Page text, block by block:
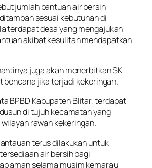
jumlah bantuan air bersih
sesuai kebutuhan di
terdapat desa yang mengajukan
akibat kesulitan mendapatkan
juga akan menerbitkan SK
bencana jika terjadi kekeringan.
BPBD Kabupaten Blitar, terdapat
di tujuh kecamatan yang
rawan kekeringan.
terus dilakukan untuk
air bersih bagi
aman selama musim kemarau